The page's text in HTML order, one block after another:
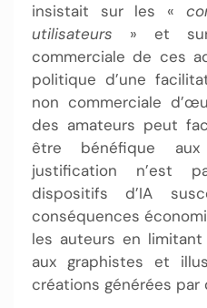
insistait sur les «
utilisateurs » et sur
commerciale de ces
politique d’une
non commerciale
des amateurs peut
être bénéfique
justification n’est
dispositifs d’IA
conséquences
les auteurs en
aux graphistes et
créations générées par